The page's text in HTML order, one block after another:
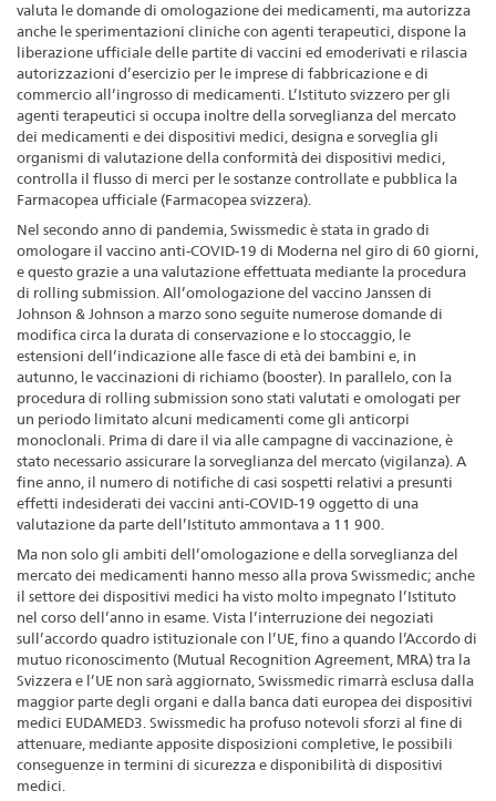
valuta le domande di omologazione dei medicamenti, ma autorizza
anche le sperimentazioni cliniche con agenti terapeutici, dispone la
liberazione ufficiale delle partite di vaccini ed emoderivati e rilascia
autorizzazioni d’esercizio per le imprese di fabbricazione e di
commercio all’ingrosso di medicamenti. L’Istituto svizzero per gli
agenti terapeutici si occupa inoltre della sorveglianza del mercato
dei medicamenti e dei dispositivi medici, designa e sorveglia gli
organismi di valutazione della conformità dei dispositivi medici,
controlla il flusso di merci per le sostanze controllate e pubblica la
Farmacopea ufficiale (Farmacopea svizzera).
Nel secondo anno di pandemia, Swissmedic è stata in grado di
omologare il vaccino anti-COVID-19 di Moderna nel giro di 60 giorni,
e questo grazie a una valutazione effettuata mediante la procedura
di rolling submission. All’omologazione del vaccino Janssen di
Johnson & Johnson a marzo sono seguite numerose domande di
modifica circa la durata di conservazione e lo stoccaggio, le
estensioni dell’indicazione alle fasce di età dei bambini e, in
autunno, le vaccinazioni di richiamo (booster). In parallelo, con la
procedura di rolling submission sono stati valutati e omologati per
un periodo limitato alcuni medicamenti come gli anticorpi
monoclonali. Prima di dare il via alle campagne di vaccinazione, è
stato necessario assicurare la sorveglianza del mercato (vigilanza). A
fine anno, il numero di notifiche di casi sospetti relativi a presunti
effetti indesiderati dei vaccini anti-COVID-19 oggetto di una
valutazione da parte dell’Istituto ammontava a 11 900.
Ma non solo gli ambiti dell’omologazione e della sorveglianza del
mercato dei medicamenti hanno messo alla prova Swissmedic; anche
il settore dei dispositivi medici ha visto molto impegnato l’Istituto
nel corso dell’anno in esame. Vista l’interruzione dei negoziati
sull’accordo quadro istituzionale con l’UE, fino a quando l’Accordo di
mutuo riconoscimento (Mutual Recognition Agreement, MRA) tra la
Svizzera e l’UE non sarà aggiornato, Swissmedic rimarrà esclusa dalla
maggior parte degli organi e dalla banca dati europea dei dispositivi
medici EUDAMED3. Swissmedic ha profuso notevoli sforzi al fine di
attenuare, mediante apposite disposizioni completive, le possibili
conseguenze in termini di sicurezza e disponibilità di dispositivi
medici.